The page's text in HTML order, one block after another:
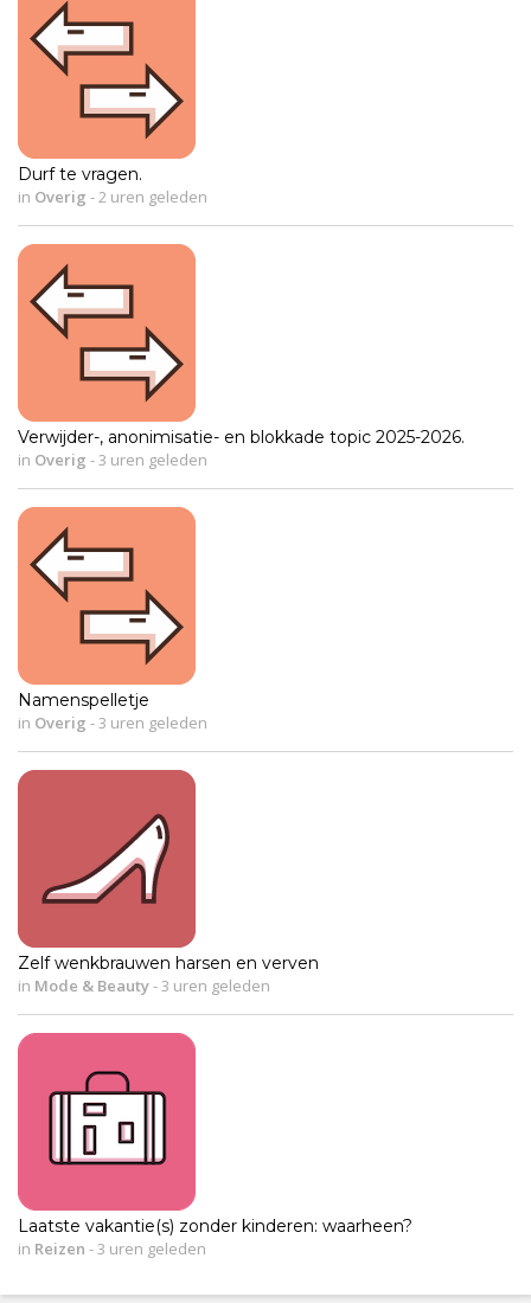
Durf te vragen.
in Overig -2 uren geleden
Verwijder-, anonimisatie- en blokkade topic 2025-2026.
in Overig -3 uren geleden
Namenspelletje
in Overig -3 uren geleden
Zelf wenkbrauwen harsen en verven
in Mode & Beauty-3 uren geleden
Laatste vakantie(s) zonder kinderen: waarheen?
in Reizen -3 uren geleden